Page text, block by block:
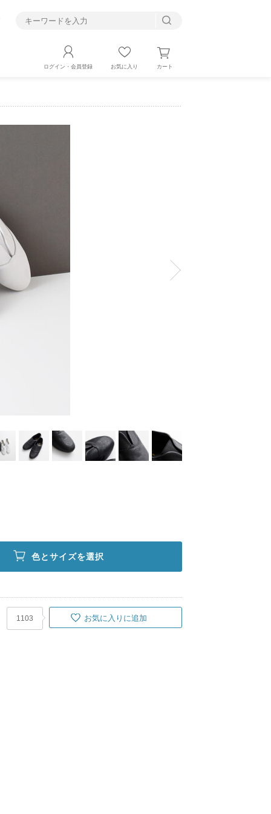
ログイン・会員登録 お気に入り カート
色とサイズを選択
1103 お気に入りに追加